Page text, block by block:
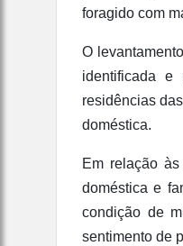
foragido com
O
identificada e
residências
doméstica.
Em relação
doméstica e
condição de
sentimento de